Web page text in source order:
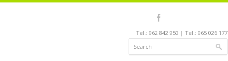
Tel.: 962 842 950 | Tel.: 965 026 177